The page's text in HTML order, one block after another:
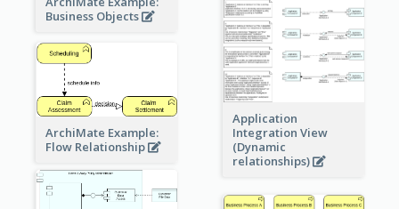
Application
Integration View
(Dynamic
relationships)
Business Objects
ArchiMate Example:
Flow Relationship